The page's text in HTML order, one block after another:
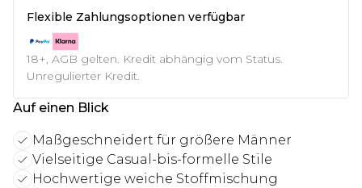
Flexible Zahlungsoptionen verfügbar
18+, AGB gelten. Kredit abhängig vom Status.
Unregulierter Kredit.
Auf einen Blick
Maßgeschneidert für größere Männer
Vielseitige Casual-bis-formelle Stile
Hochwertige weiche Stoffmischung